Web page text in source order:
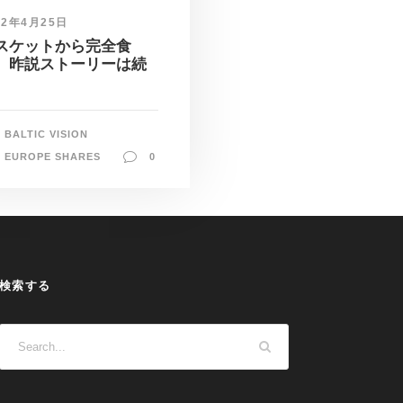
年4月25日
ケットから完全食
昨説ストーリーは続
BALTIC VISION
EUROPE SHARES 0
索する